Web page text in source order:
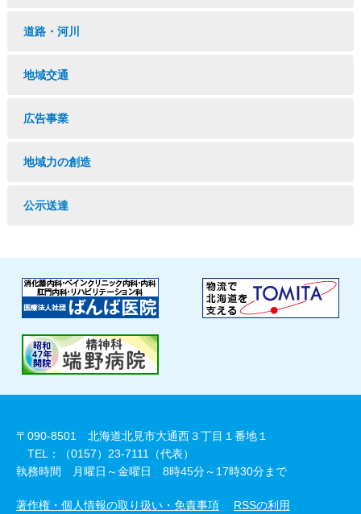
道路・河川
地域交通
広告事業
地域力の創造
公示送達
〒090-8501 北海道北見市大通西３丁目１番地１
TEL：（0157）23-7111（代表）
執務時間 月曜日～金曜日 8時45分～17時30分まで
著作権・個人情報の取り扱い・免責事項 RSSの利用